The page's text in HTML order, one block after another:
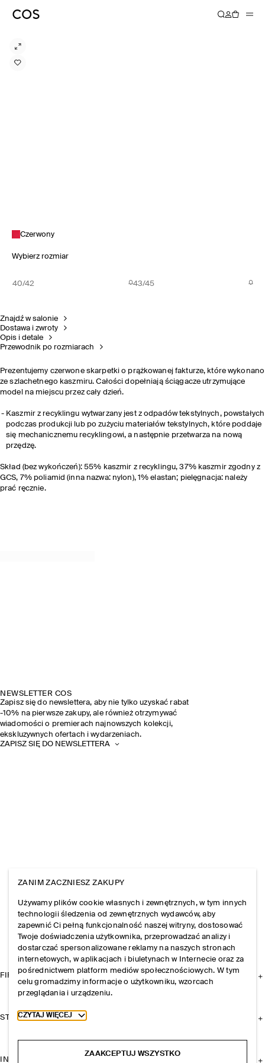
Czerwony
Wybierz rozmiar
40/42 43/45
Znajdź w salonie
Dostawa i zwroty
Opis i detale
Przewodnik po rozmiarach
Prezentujemy czerwone skarpetki o prążkowanej fakturze, które wykonano
ze szlachetnego kaszmiru. Całości dopełniają ściągacze utrzymujące
model na miejscu przez cały dzień.
Kaszmir z recyklingu wytwarzany jest z odpadów tekstylnych, powstałych
podczas produkcji lub po zużyciu materiałów tekstylnych, które poddaje
się mechanicznemu recyklingowi, a następnie przetwarza na nową
przędzę.
Skład (bez wykończeń): 55% kaszmir z recyklingu, 37% kaszmir zgodny z
GCS, 7% poliamid (inna nazwa: nylon), 1% elastan; pielęgnacja: należy
prać ręcznie.
NEWSLETTER COS
Zapisz się do newslettera, aby nie tylko uzyskać rabat
-10% na pierwsze zakupy, ale również otrzymywać
wiadomości o premierach najnowszych kolekcji,
ekskluzywnych ofertach i wydarzeniach.
ZAPISZ SIĘ DO NEWSLETTERA
FIRMA
STREFA KLIENTA
INFORMACJE I REGULAMINY
ZANIM ZACZNIESZ ZAKUPY
Używamy plików cookie własnych i zewnętrznych, w tym innych
technologii śledzenia od zewnętrznych wydawców, aby
zapewnić Ci pełną funkcjonalność naszej witryny, dostosować
Twoje doświadczenia użytkownika, przeprowadzać analizy i
dostarczać spersonalizowane reklamy na naszych stronach
internetowych, w aplikacjach i biuletynach w Internecie oraz za
pośrednictwem platform mediów społecznościowych. W tym
celu gromadzimy informacje o użytkowniku, wzorcach
przeglądania i urządzeniu.
Toggle more cookie information
CZYTAJ WIĘCEJ
ZAAKCEPTUJ WSZYSTKO